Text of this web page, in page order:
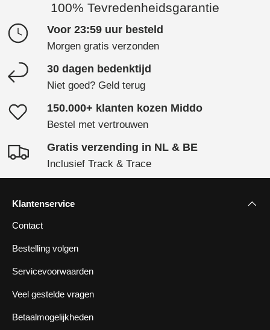
100% Tevredenheidsgarantie
Voor 23:59 uur besteld
Morgen gratis verzonden
30 dagen bedenktijd
Niet goed? Geld terug
150.000+ klanten kozen Middo
Bestel met vertrouwen
Gratis verzending in NL & BE
Inclusief Track & Trace
Klantenservice
Contact
Bestelling volgen
Servicevoorwaarden
Veel gestelde vragen
Betaalmogelijkheden